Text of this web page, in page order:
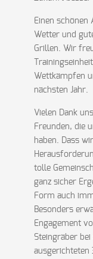
Einen schönen
Wetter und
Grillen. Wir
Wettkämpfen
nächsten Jahr.
Vielen Dank
Freunden, die
haben. Dass
tolle
ganz sicher
Form auch
Besonders
Engagement
Steingräber
ausgerichteten